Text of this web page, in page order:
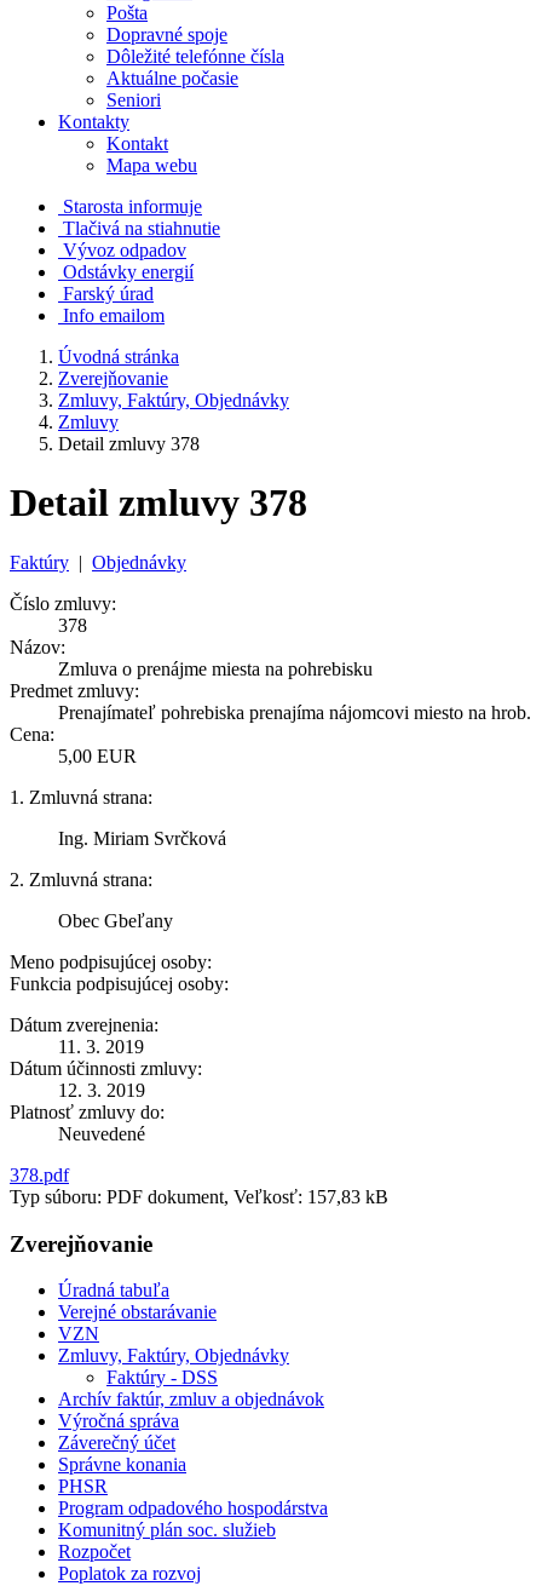
Pošta
Dopravné spoje
Dôležité telefónne čísla
Aktuálne počasie
Seniori
Kontakty
Kontakt
Mapa webu
Starosta informuje
Tlačivá na stiahnutie
Vývoz odpadov
Odstávky energií
Farský úrad
Info emailom
Úvodná stránka
Zverejňovanie
Zmluvy, Faktúry, Objednávky
Zmluvy
Detail zmluvy 378
Detail zmluvy 378
Faktúry | Objednávky
Číslo zmluvy:
378
Názov:
Zmluva o prenájme miesta na pohrebisku
Predmet zmluvy:
Prenajímateľ pohrebiska prenajíma nájomcovi miesto na hrob.
Cena:
5,00 EUR
1. Zmluvná strana:
Ing. Miriam Svrčková
2. Zmluvná strana:
Obec Gbeľany
Meno podpisujúcej osoby:
Funkcia podpisujúcej osoby:
Dátum zverejnenia:
11. 3. 2019
Dátum účinnosti zmluvy:
12. 3. 2019
Platnosť zmluvy do:
Neuvedené
378.pdf
Typ súboru: PDF dokument, Veľkosť: 157,83 kB
Zverejňovanie
Úradná tabuľa
Verejné obstarávanie
VZN
Zmluvy, Faktúry, Objednávky
Faktúry - DSS
Archív faktúr, zmluv a objednávok
Výročná správa
Záverečný účet
Správne konania
PHSR
Program odpadového hospodárstva
Komunitný plán soc. služieb
Rozpočet
Poplatok za rozvoj